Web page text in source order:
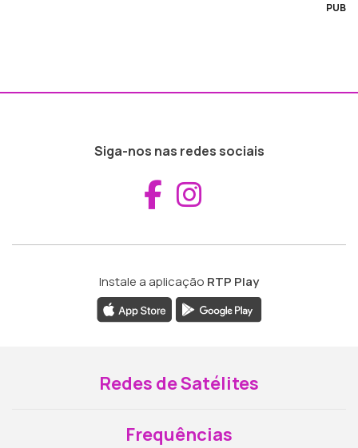
PUB
Siga-nos nas redes sociais
Aceder ao
Instale a aplicação RTP Play
Redes de Satélites
Frequências